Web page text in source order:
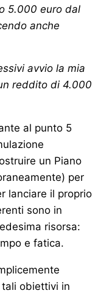
5.000 euro dal
anche
avvio la mia
reddito di 4.000
al punto 5
un Piano
per
lanciare il proprio
sono in
risorsa:
e fatica.
obiettivi in